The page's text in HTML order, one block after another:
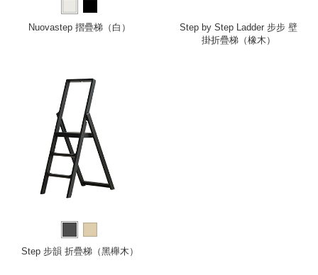
Nuovastep 摺疊梯（白）
Step by Step Ladder 步步 壁
掛折疊梯（橡木）
Step 步韻 折疊梯（黑櫸木）